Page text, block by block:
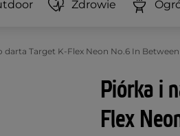
Zdrowie
darta Target K-Flex Neon No.6 In
Piórka i
Flex